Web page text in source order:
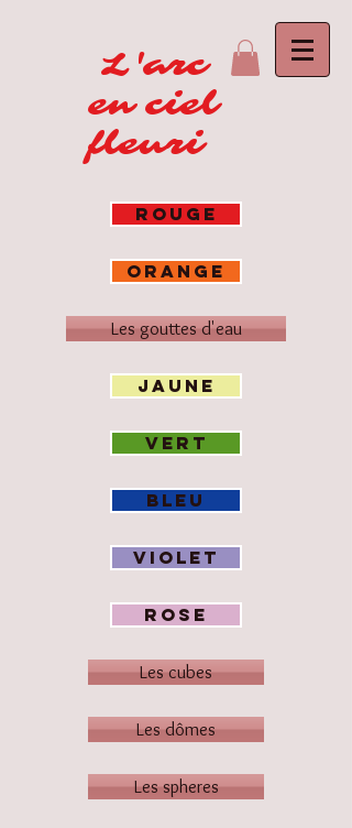
L'arc
en ciel
fleuri
ROUGE
ORANGE
Les gouttes d'eau
JAUNE
VERT
BLEU
VIOLET
ROSE
Les cubes
Les dômes
Les spheres